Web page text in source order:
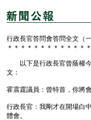
行政長官答問會答問全文（
＊＊＊＊＊＊＊＊＊＊＊＊
以下是行政長官曾蔭權今
文：
霍震霆議員：曾特首，你將
行政長官：我剛才在開場白
體會。